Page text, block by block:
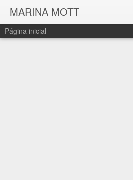
MARINA MOTT
Página inicial